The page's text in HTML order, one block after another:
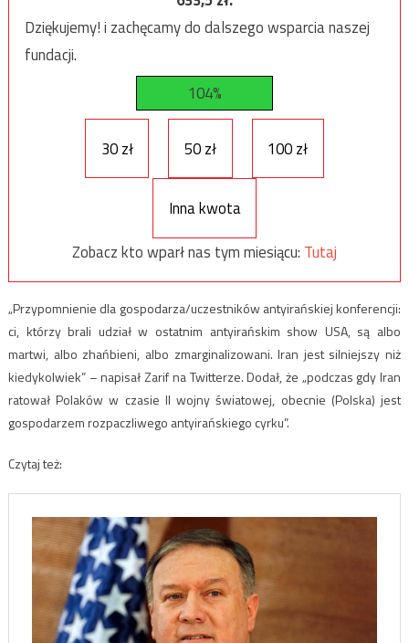
Dziękujemy! i zachęcamy do dalszego wsparcia naszej
fundacji.
104%
30 zł 50 zł 100 zł
Inna kwota
Zobacz kto wparł nas tym miesiącu: Tutaj
„Przypomnienie dla gospodarza/uczestników antyirańskiej konferencji:
ci, którzy brali udział w ostatnim antyirańskim show USA, są albo
martwi, albo zhańbieni, albo zmarginalizowani. Iran jest silniejszy niż
kiedykolwiek” – napisał Zarif na Twitterze. Dodał, że „podczas gdy Iran
ratował Polaków w czasie II wojny światowej, obecnie (Polska) jest
gospodarzem rozpaczliwego antyirańskiego cyrku”.
Czytaj też: